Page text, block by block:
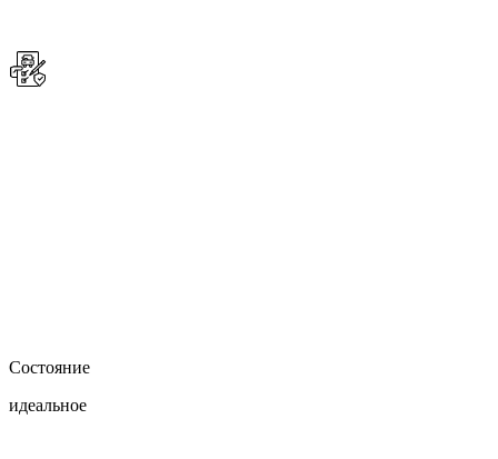
Состояние
идеальное